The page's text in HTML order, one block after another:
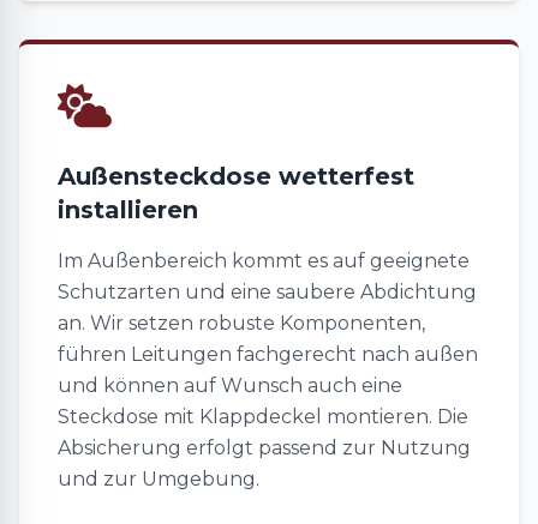
Außensteckdose wetterfest
installieren
Im Außenbereich kommt es auf geeignete
Schutzarten und eine saubere Abdichtung
an. Wir setzen robuste Komponenten,
führen Leitungen fachgerecht nach außen
und können auf Wunsch auch eine
Steckdose mit Klappdeckel montieren. Die
Absicherung erfolgt passend zur Nutzung
und zur Umgebung.